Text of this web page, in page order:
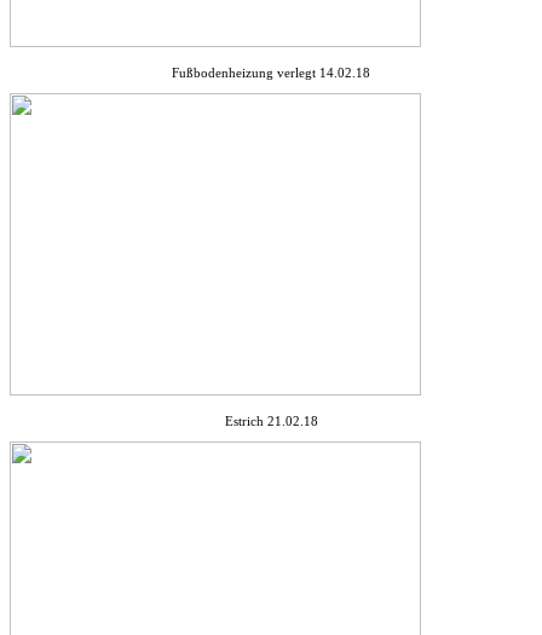
Fußbodenheizung verlegt 14.02.18
Estrich 21.02.18